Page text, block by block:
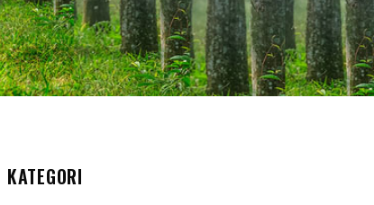
KATEGORI